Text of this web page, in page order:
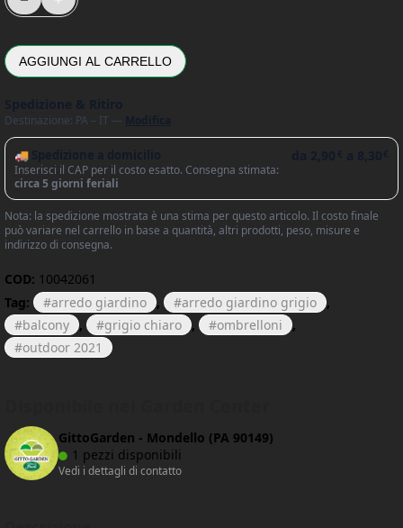
AGGIUNGI AL CARRELLO
Destinazione: PA – IT —
🚚 Spedizione a domicilio
Inserisci il CAP per il costo esatto. Consegna stimata:
circa 5 giorni feriali
Nota: la spedizione mostrata è una stima per questo articolo. Il costo finale
può variare nel carrello in base a quantità, altri prodotti, peso, misure e
indirizzo di consegna.
COD: 10042061
Tag:
arredo giardino , arredo giardino grigio
,
balcony
, grigio chiaro , ombrelloni
,
outdoor 2021
GittoGarden - Mondello (PA 90149)
1 pezzi disponibili
Vedi i dettagli di contatto